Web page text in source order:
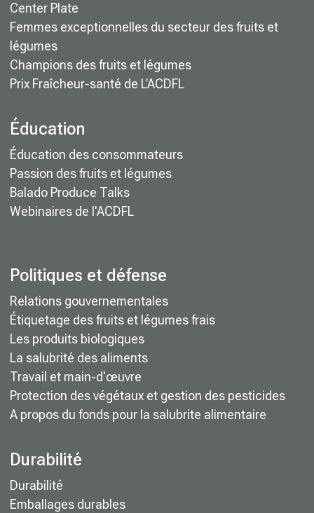
Center Plate
Femmes exceptionnelles du secteur des fruits et
légumes
Champions des fruits et légumes
Prix Fraîcheur-santé de L’ACDFL
Éducation
Éducation des consommateurs
Passion des fruits et légumes
Balado Produce Talks
Webinaires de l'ACDFL
Politiques et défense
Relations gouvernementales
Étiquetage des fruits et légumes frais
Les produits biologiques
La salubrité des aliments
Travail et main-d'œuvre
Protection des végétaux et gestion des pesticides
A propos du fonds pour la salubrite alimentaire
Durabilité
Durabilité
Emballages durables